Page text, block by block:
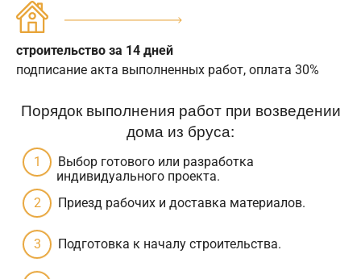
строительство за 14 дней
подписание акта выполненных работ, оплата 30%
Порядок выполнения работ при возведении
дома из бруса:
Выбор готового или разработка
индивидуального проекта.
Приезд рабочих и доставка материалов.
Подготовка к началу строительства.